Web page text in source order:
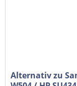
Alternativ zu